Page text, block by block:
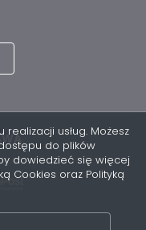
usług. Możesz
do plików
dowiedzieć się więcej
Cookies oraz Polityką